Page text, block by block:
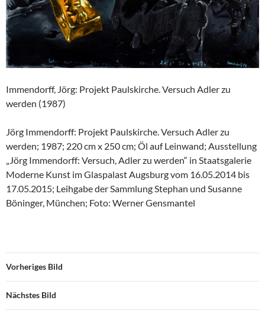
Immendorff, Jörg: Projekt Paulskirche. Versuch Adler zu
werden (1987)
Jörg Immendorff: Projekt Paulskirche. Versuch Adler zu
werden; 1987; 220 cm x 250 cm; Öl auf Leinwand; Ausstellung
„Jörg Immendorff: Versuch, Adler zu werden“ in Staatsgalerie
Moderne Kunst im Glaspalast Augsburg vom 16.05.2014 bis
17.05.2015; Leihgabe der Sammlung Stephan und Susanne
Böninger, München; Foto: Werner Gensmantel
Vorheriges Bild
Nächstes Bild